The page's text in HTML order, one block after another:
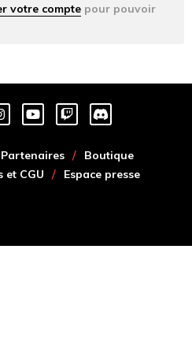
votre compte pour pouvoir
Partenaires
Boutique
et CGU
Espace presse